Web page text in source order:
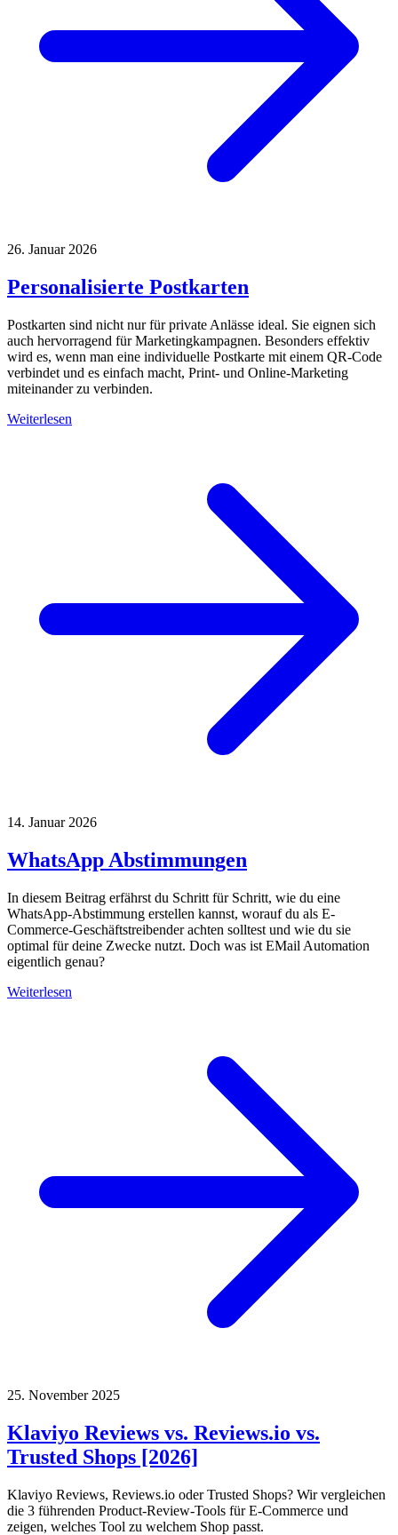
26. Januar 2026
Personalisierte Postkarten
Postkarten sind nicht nur für private Anlässe ideal. Sie eignen sich
auch hervorragend für Marketingkampagnen. Besonders effektiv
wird es, wenn man eine individuelle Postkarte mit einem QR-Code
verbindet und es einfach macht, Print- und Online-Marketing
miteinander zu verbinden.
Weiterlesen
14. Januar 2026
WhatsApp Abstimmungen
In diesem Beitrag erfährst du Schritt für Schritt, wie du eine
WhatsApp-Abstimmung erstellen kannst, worauf du als E-
Commerce-Geschäftstreibender achten solltest und wie du sie
optimal für deine Zwecke nutzt. Doch was ist EMail Automation
eigentlich genau?
Weiterlesen
25. November 2025
Klaviyo Reviews vs. Reviews.io vs.
Trusted Shops [2026]
Klaviyo Reviews, Reviews.io oder Trusted Shops? Wir vergleichen
die 3 führenden Product-Review-Tools für E-Commerce und
zeigen, welches Tool zu welchem Shop passt.